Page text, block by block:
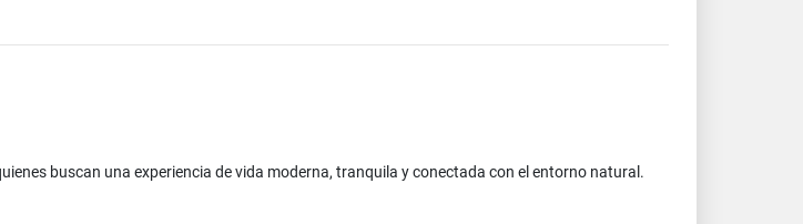
buscan una experiencia de vida moderna, tranquila y conectada con el entorno natural.